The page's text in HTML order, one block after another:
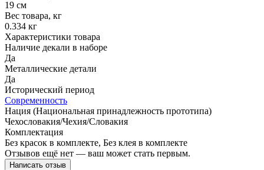
19 см
Вес товара, кг
0.334 кг
Характеристики товара
Наличие декали в наборе
Да
Металлические детали
Да
Исторический период
Современность
Нация (Национальная принадлежность прототипа)
Чехословакия/Чехия/Словакия
Комплектация
Без красок в комплекте, Без клея в комплекте
Отзывов ещё нет — ваш может стать первым.
Написать отзыв